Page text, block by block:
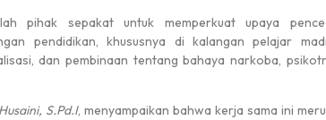
pihak sepakat untuk memperkuat upaya
pendidikan, khususnya di kalangan pelajar
dan pembinaan tentang bahaya narkoba,
S.Pd.I, menyampaikan bahwa kerja sama ini